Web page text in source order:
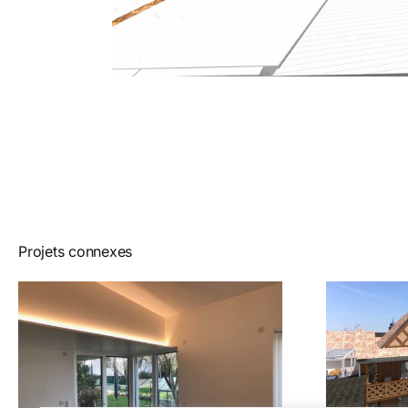
Projets connexes
Extension maison